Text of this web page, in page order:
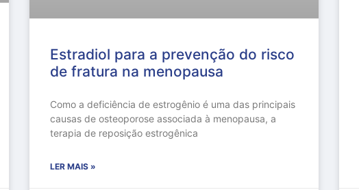
Estradiol para a prevenção do risco
de fratura na menopausa
Como a deficiência de estrogênio é uma das principais
causas de osteoporose associada à menopausa, a
terapia de reposição estrogênica
LER MAIS »